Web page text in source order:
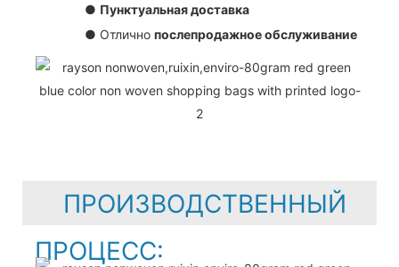
● Пунктуальная доставка
● Отлично послепродажное обслуживание
ПРОИЗВОДСТВЕННЫЙ
ПРОЦЕСС: